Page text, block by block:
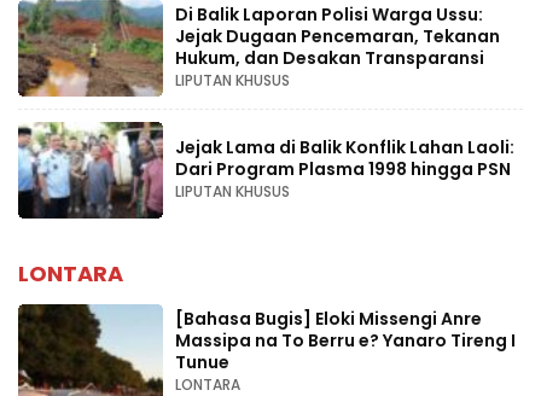
Di Balik Laporan Polisi Warga Ussu:
Jejak Dugaan Pencemaran, Tekanan
Hukum, dan Desakan Transparansi
LIPUTAN KHUSUS
Jejak Lama di Balik Konflik Lahan Laoli:
Dari Program Plasma 1998 hingga PSN
LIPUTAN KHUSUS
LONTARA
[Bahasa Bugis] ‎Eloki Missengi Anre
Massipa na To Berru e? Yanaro Tireng I
Tunue
LONTARA